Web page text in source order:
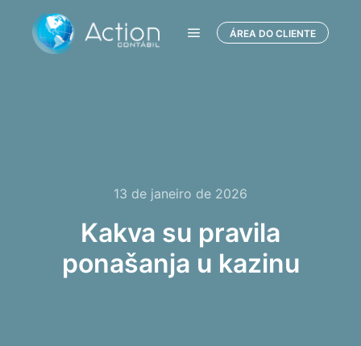
ÁREA DO CLIENTE
13 de janeiro de 2026
Kakva su pravila
ponašanja u kazinu